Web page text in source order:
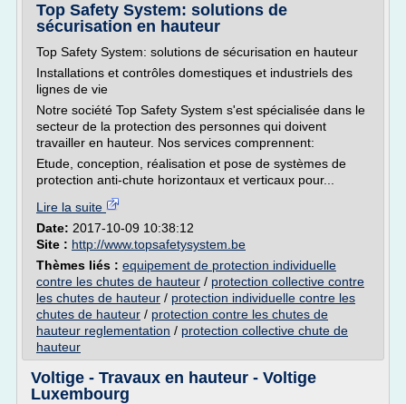
Top Safety System: solutions de
sécurisation en hauteur
Top Safety System: solutions de sécurisation en hauteur
Installations et contrôles domestiques et industriels des
lignes de vie
Notre société Top Safety System s'est spécialisée dans le
secteur de la protection des personnes qui doivent
travailler en hauteur. Nos services comprennent:
Etude, conception, réalisation et pose de systèmes de
protection anti-chute horizontaux et verticaux pour...
Lire la suite
Date: 2017-10-09 10:38:12
Site : http://www.topsafetysystem.be
Thèmes liés : equipement de protection individuelle
contre les chutes de hauteur / protection collective contre
les chutes de hauteur / protection individuelle contre les
chutes de hauteur / protection contre les chutes de
hauteur reglementation / protection collective chute de
hauteur
Voltige - Travaux en hauteur - Voltige
Luxembourg